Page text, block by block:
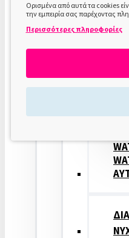
Ορισμένα από αυτά τα cookies
την εμπειρία σας παρέχοντας
Περισσότερες πληροφορίες